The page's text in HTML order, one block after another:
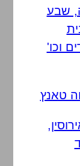
שבע
וכו'
טאנץ